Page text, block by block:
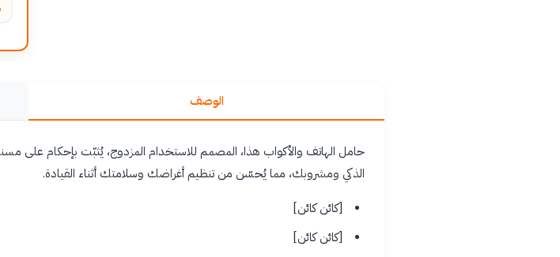
الوصف
حامل الهاتف والأكواب هذا، المصمم للاستخدام المزدوج، يُثبّت بإحكام على
الذكي ومشروبك، مما يُحسّن من تنظيم أغراضك وسلامتك أثناء القيادة.
[كائن كائن]
[كائن كائن]